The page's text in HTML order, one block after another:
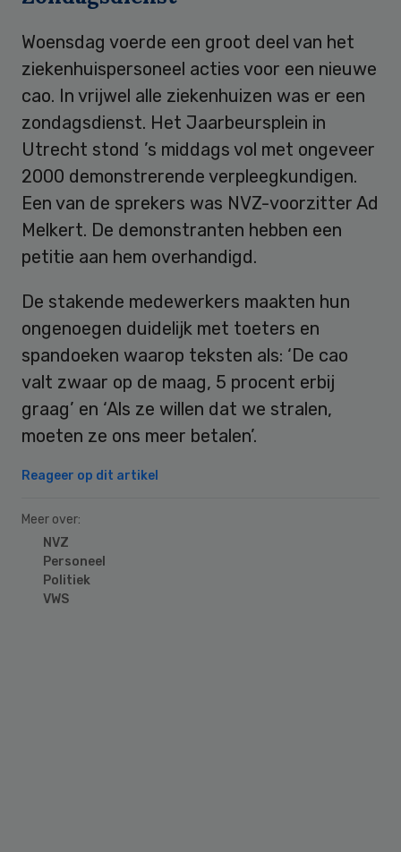
Woensdag voerde een groot deel van het
ziekenhuispersoneel acties voor een nieuwe
cao. In vrijwel alle ziekenhuizen was er een
zondagsdienst. Het Jaarbeursplein in
Utrecht stond ’s middags vol met ongeveer
2000 demonstrerende verpleegkundigen.
Een van de sprekers was NVZ-voorzitter Ad
Melkert. De demonstranten hebben een
petitie aan hem overhandigd.
De stakende medewerkers maakten hun
ongenoegen duidelijk met toeters en
spandoeken waarop teksten als: ‘De cao
valt zwaar op de maag, 5 procent erbij
graag’ en ‘Als ze willen dat we stralen,
moeten ze ons meer betalen’.
Reageer op dit artikel
Meer over:
NVZ
Personeel
Politiek
VWS